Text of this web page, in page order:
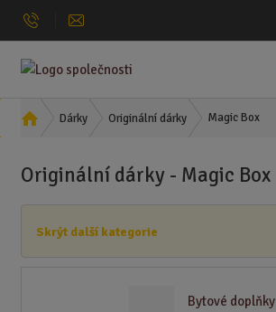
Ú
d
s
Dárky Originální dárky Magic Box
Originální dárky - Magic Box
Skrýt další kategorie
Bytové doplňky